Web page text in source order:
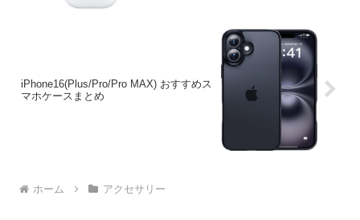
iPhone16(Plus/Pro/Pro MAX) おすすめス
マホケースまとめ
ホーム アクセサリー